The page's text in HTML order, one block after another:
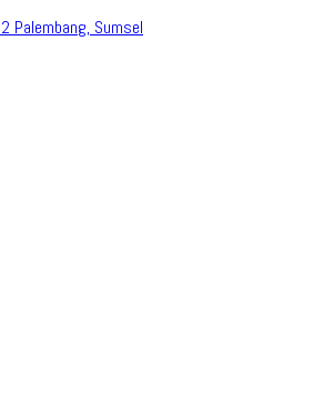
Palembang, Sumsel